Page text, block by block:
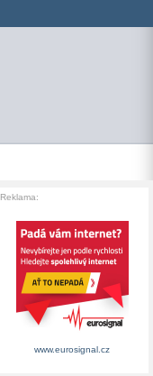
Reklama:
www.eurosignal.cz